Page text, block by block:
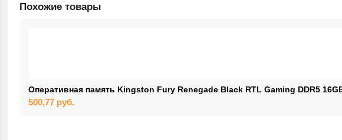
Похожие товары
Оперативная память Kingston Fury Renegade Black RTL Gaming DDR5
500,77 руб.